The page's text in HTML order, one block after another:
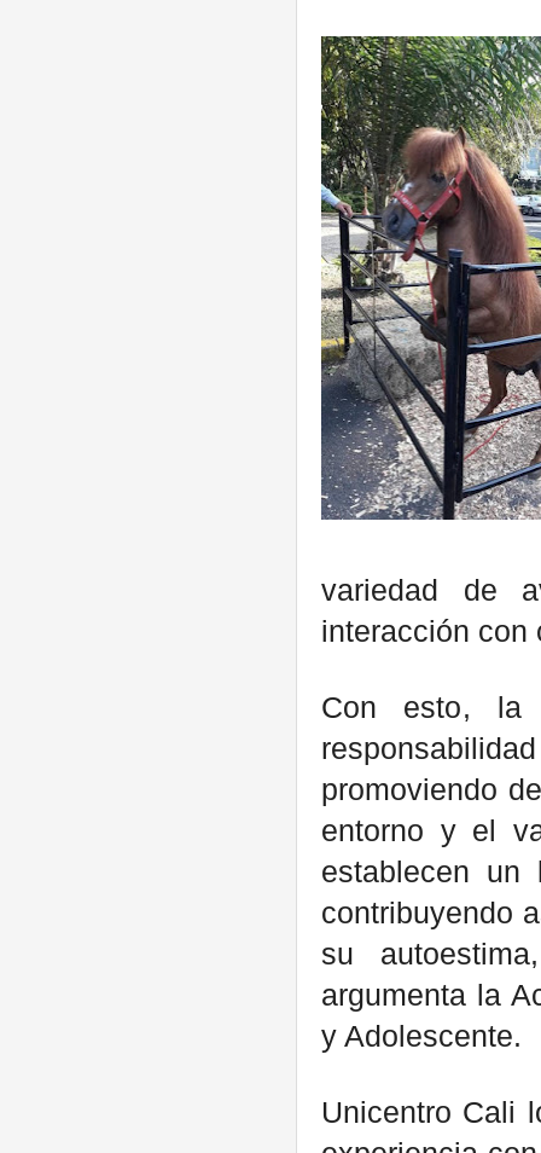
variedad de
interacción con
Con esto, la
promoviendo
entorno y el
establecen un
contribuyendo
su
argumenta la
y Adolescente.
Unicentro Cali